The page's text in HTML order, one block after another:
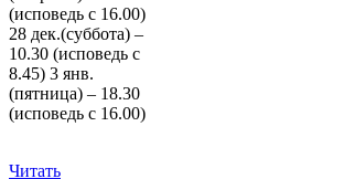
(исповедь с 16.00)
28 дек.(суббота) –
10.30 (исповедь с
8.45) 3 янв.
(пятница) – 18.30
(исповедь с 16.00)
Читать